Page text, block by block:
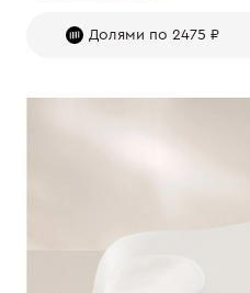
Долями по 2475 ₽